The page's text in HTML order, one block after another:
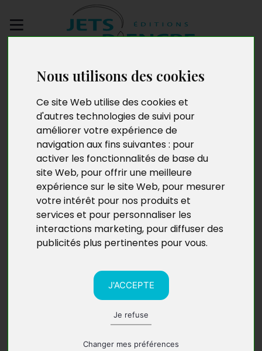
Nous utilisons des cookies
Ce site Web utilise des cookies et
d'autres technologies de suivi pour
améliorer votre expérience de
navigation aux fins suivantes : pour
activer les fonctionnalités de base du
site Web, pour offrir une meilleure
expérience sur le site Web, pour mesurer
votre intérêt pour nos produits et
services et pour personnaliser les
interactions marketing, pour diffuser des
publicités plus pertinentes pour vous.
J'ACCEPTE
Je refuse
Changer mes préférences
manuscrit
La Promenade des
souvenirs